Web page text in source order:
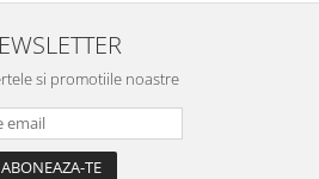
si promotiile noastre